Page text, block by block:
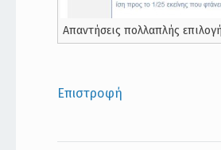
Απαντήσεις πολλαπλής
Επιστροφή